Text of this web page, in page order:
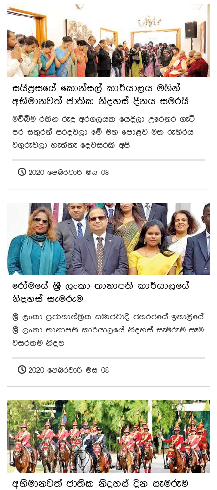
සයිප්‍රසයේ කොන්සල් කාර්යාලය මගින්
අභිමානවත් ජාතික නිදහස් දිනය සමරයි
මවිබිම රකින රුදු අරගලයක යෙදිලා උරෙනුර ගැටී
පර සතුරන් පරදවලා මේ මහ පොළව මත රුහිරය
වගුරුවලා හැත්තැ දෙවසරකි අපි
2020 පෙබරවාරි මස 08
රෝමයේ ශ්‍රී ලංකා තානාපති කාර්යාලයේ
නිදහස් සැමරුම
ශ්‍රී ලංකා ප්‍රජාතාන්ත්‍රික සමාජවාදී ජනරජයේ ඉතාලියේ
ශ්‍රී ලංකා තානාපති කාර්යාලයේ නිදහස් සැමරුම සෑම
වසරකම නිදහ
2020 පෙබරවාරි මස 08
අභිමානවත් ජාතික නිදහස් දින සැමරුම